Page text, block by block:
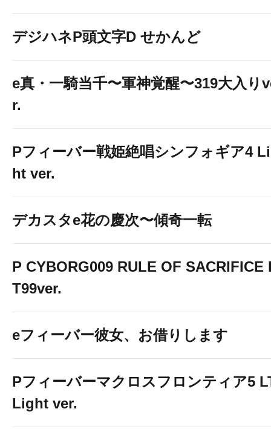
デジハネP頭文字D せかんど
e真・一騎当千〜軍神覚醒〜319大入り
r.
Pフィーバー戦姫絶唱シンフォギア4
ht ver.
デカスタe花の慶次〜傾奇一転
P CYBORG009 RULE OF SACRIFICE
T99ver.
eフィーバー彼女、お借りします
Pフィーバーマクロスフロンティア5
Light ver.